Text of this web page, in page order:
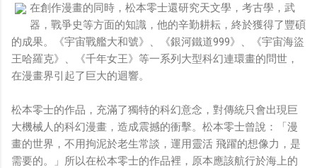
在創作漫畫的同時，松本零士還研究天文學，考古學，武
器，戰爭史等方面的知識，他的辛勤耕耘，終於獲得了豐碩
的成果。《宇宙戰艦大和號》、《銀河鐵道999》、《宇宙海盜
王哈羅克》、《千年女王》等一系列大型科幻連環畫的問世，
在漫畫界引起了巨大的迴響。
松本零士的作品，充滿了獨特的科幻意念，對傳統只會出現巨
大機械人的科幻漫畫，造成震撼的衝擊。松本零士曾說：「漫
畫的世界，不用拘泥於老生常談，運用靈活 飛躍的想像力，是
需要的。」所以在松本零士的作品裡，原本應該航行於海上的